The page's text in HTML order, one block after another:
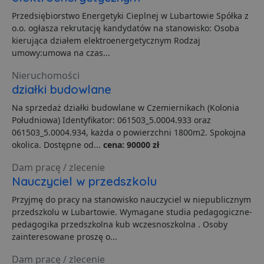
Przedsiębiorstwo Energetyki Cieplnej w Lubartowie Spółka z
o.o. ogłasza rekrutację kandydatów na stanowisko: Osoba
kierująca działem elektroenergetycznym Rodzaj
umowy:umowa na czas...
Nieruchomości
działki budowlane
Na sprzedaż działki budowlane w Czemiernikach (Kolonia
Południowa) Identyfikator: 061503_5.0004.933 oraz
061503_5.0004.934, każda o powierzchni 1800m2. Spokojna
okolica. Dostępne od... cena: 90000 zł
Dam pracę / zlecenie
Nauczyciel w przedszkolu
Przyjmę do pracy na stanowisko nauczyciel w niepublicznym
przedszkolu w Lubartowie. Wymagane studia pedagogiczne-
pedagogika przedszkolna kub wczesnoszkolna . Osoby
zainteresowane proszę o...
Dam pracę / zlecenie
Nazwa
Dostawca /
Domena
Okres
przechowywania
ban0 .lubartow24.pl
CookieScriptConsent
VISITOR_PRIVACY_METADATA